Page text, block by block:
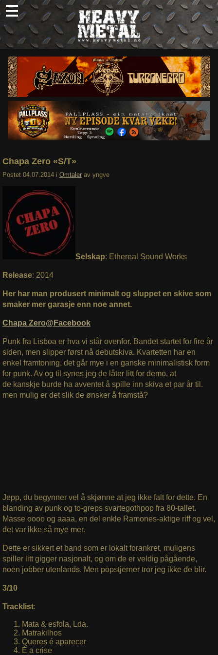
Skip
to
content
Nyheter
Omtaler
Intervjuer
Om oss
Abonner
Søk
Chapa Zero «S/T»
Postet 04.07.2014 i Omtaler av yngve
Selskap: Ethereal Sound Works
Release: 2014
Her har man produsert minimalt og sluppet en skive som
smaker mer garasje enn noe annet.
Chapa Zero@Facebook
Punk fra Lisboa er hva vi står ovenfor. Bandet startet for fire år
siden, men slipper først nå debutskiva. Kvartetten har en
enkel framtoning, det går mye i en ganske minimalistisk form
for punk. Av og til synes jeg de låter litt for demo, at
de kanskje burde ha avventet å spille inn skiva et par år til.
men mulig er det slik de ønsker å framstå?
Jepp, du begynner vel å skjønne at jeg ikke falt for dette. En
blanding av punk og to-greps svartegothpop fra 80-tallet.
Masse oooo og aaaa, en del enkle Ramones-aktige riff og vel,
det var ikke så mye mer.
Dette er sikkert et band som er lokalt forankret, muligens
spiller litt gigger nasjonalt, og om de er veldig pågående,
noen jobber utenlands. Men popstjerner tror jeg ikke de blir.
3/10
Tracklist:
Mata & esfola, Lda.
Matrakilhos
Queres é aparecer
É a crise